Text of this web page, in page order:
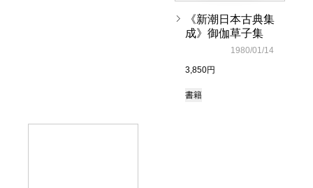
《新潮日本古典集
成》御伽草子集
3,850円
1980/01/14
書籍